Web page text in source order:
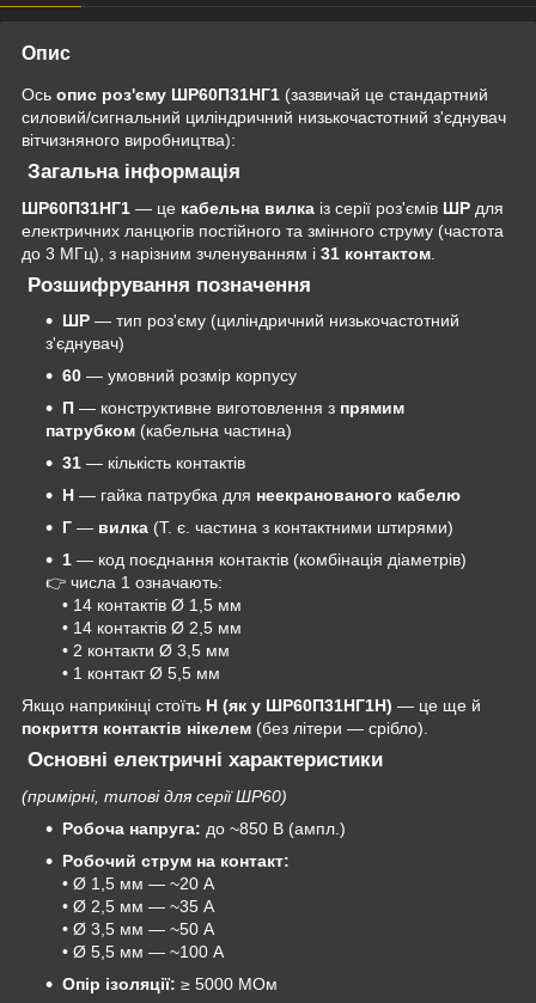
Опис
Ось опис роз'єму ШР60П31НГ1 (зазвичай це стандартний
силовий/сигнальний циліндричний низькочастотний з'єднувач
вітчизняного виробництва):
Загальна інформація
ШР60П31НГ1 — це кабельна вилка із серії роз'ємів ШР для
електричних ланцюгів постійного та змінного струму (частота
до 3 МГц), з нарізним зчленуванням і 31 контактом
Розшифрування позначення
ШР — тип роз'єму (циліндричний низькочастотний
з'єднувач)
60 — умовний розмір корпусу
П — конструктивне виготовлення з прямим
патрубком (кабельна частина)
31 — кількість контактів
Н — гайка патрубка для неекранованого кабелю
Г — вилка (Т. є. частина з контактними штирями)
1 — код поєднання контактів (комбінація діаметрів)
👉 числа 1 означають:
• 14 контактів Ø 1,5 мм
• 14 контактів Ø 2,5 мм
• 2 контакти Ø 3,5 мм
• 1 контакт Ø 5,5 мм
Якщо наприкінці стоїть Н (як у ШР60П31НГ1Н) — це ще й
покриття контактів нікелем (без літери — срібло).
Основні електричні характеристики
(примірні, типові для серії ШР60)
Робоча напруга: до ~850 В (ампл.)
Робочий струм на контакт:
• Ø 1,5 мм — ~20 А
• Ø 2,5 мм — ~35 А
• Ø 3,5 мм — ~50 А
• Ø 5,5 мм — ~100 А
Опір ізоляції: ≥ 5000 МОм